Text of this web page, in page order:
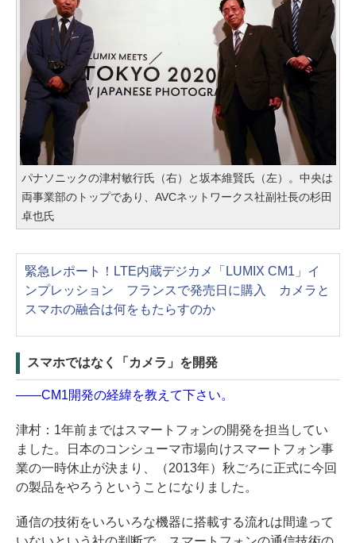
パナソニックの津村敏行氏（右）と坂本維賢氏（左）。中央は
両事業部のトップであり、AVCネットワークス社副社長の杉田
卓也氏
緊急レポート！LTE内蔵デジカメ「LUMIX CM1」イ
ンプレッション フランスで発売日に購入 カメラと
スマホの融合は何をもたらすのか
スマホではなく「カメラ」を開発
――CM1開発の経緯を教えて下さい。
津村：1年前まではスマートフォンの開発を担当してい
ました。日本のコンシューマ市場向けスマートフォン事
業の一時休止が決まり、（2013年）秋ごろに正式に今回
の製品をやろうということになりました。
通信の技術をいろいろな機器に搭載する流れは間違って